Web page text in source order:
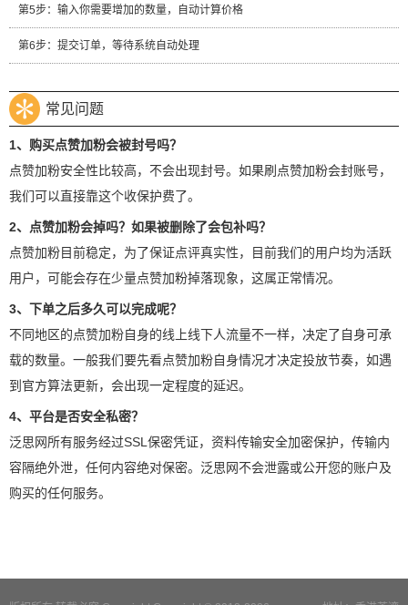
第5步：输入你需要增加的数量，自动计算价格
第6步：提交订单，等待系统自动处理
常见问题
1、购买点赞加粉会被封号吗？
点赞加粉安全性比较高，不会出现封号。如果刷点赞加粉会封账号，
我们可以直接靠这个收保护费了。
2、点赞加粉会掉吗？如果被删除了会包补吗？
点赞加粉目前稳定，为了保证点评真实性，目前我们的用户均为活跃
用户，可能会存在少量点赞加粉掉落现象，这属正常情况。
3、下单之后多久可以完成呢？
不同地区的点赞加粉自身的线上线下人流量不一样，决定了自身可承
载的数量。一般我们要先看点赞加粉自身情况才决定投放节奏，如遇
到官方算法更新，会出现一定程度的延迟。
4、平台是否安全私密？
泛思网所有服务经过SSL保密凭证，资料传输安全加密保护，传输内
容隔绝外泄，任何内容绝对保密。泛思网不会泄露或公开您的账户及
购买的任何服务。